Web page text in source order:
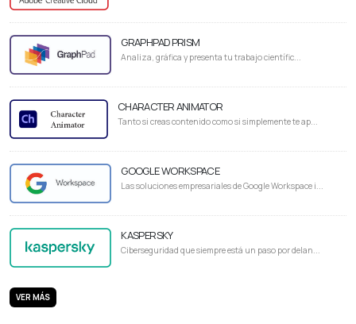
GRAPHPAD PRISM
Analiza, gráfica y presenta tu trabajo científic...
CHARACTER ANIMATOR
Tanto si creas contenido como si simplemente te ap...
GOOGLE WORKSPACE
Las soluciones empresariales de Google Workspace i...
KASPERSKY
Ciberseguridad que siempre está un paso por delan...
VER MÁS